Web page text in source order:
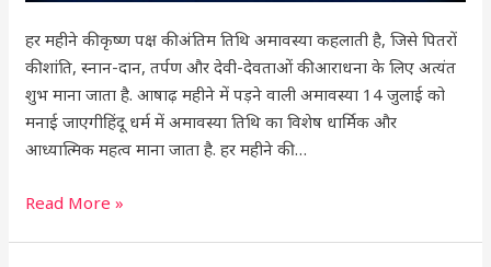
हर महीने की कृष्ण पक्ष की अंतिम तिथि अमावस्या कहलाती है, जिसे पितरों
की शांति, स्नान-दान, तर्पण और देवी-देवताओं की आराधना के लिए अत्यंत
शुभ माना जाता है. आषाढ़ महीने में पड़ने वाली अमावस्या 14 जुलाई को
मनाई जाएगीहिंदू धर्म में अमावस्या तिथि का विशेष धार्मिक और
आध्यात्मिक महत्व माना जाता है. हर महीने की …
विधि
Read More »